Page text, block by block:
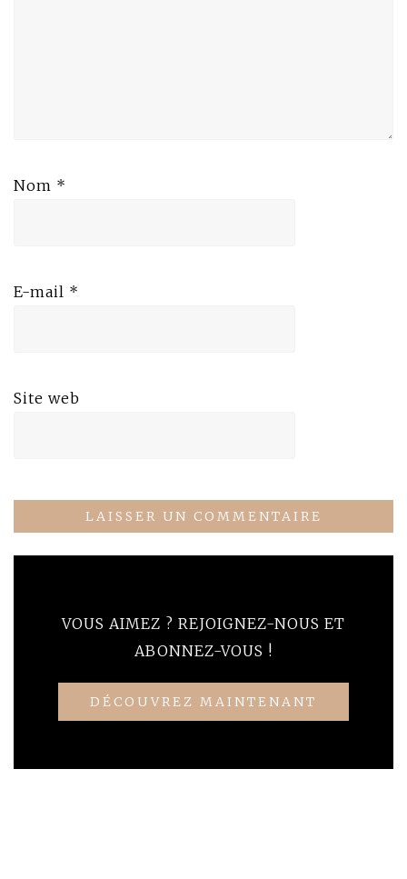
Nom *
E-mail *
Site web
VOUS AIMEZ ? REJOIGNEZ-NOUS ET
ABONNEZ-VOUS !
DÉCOUVREZ MAINTENANT